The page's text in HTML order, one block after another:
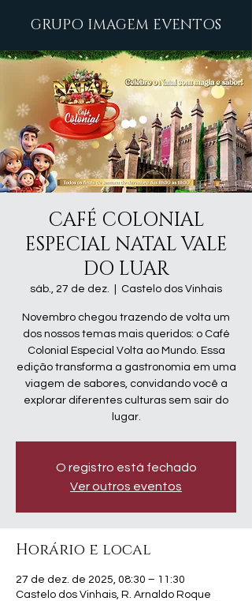
GRUPO IMAGEM EVENTOS
CAFÉ COLONIAL
ESPECIAL NATAL VALE
DO LUAR
sáb., 27 de dez. Castelo dos Vinhais
Novembro chegou trazendo de volta um
dos nossos temas mais queridos: o Café
Colonial Especial Volta ao Mundo. Essa
edição transforma a gastronomia em uma
viagem de sabores, convidando você a
explorar diferentes culturas sem sair do
lugar.
O registro está fechado
Ver outros eventos
Horário e local
27 de dez. de 2025, 08:30 – 11:30
Castelo dos Vinhais, R. Arnaldo Roque